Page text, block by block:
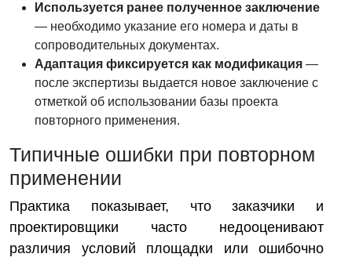
Используется ранее полученное заключение
— необходимо указание его номера и даты в
сопроводительных документах.
Адаптация фиксируется как модификация —
после экспертизы выдается новое заключение с
отметкой об использовании базы проекта
повторного применения.
Типичные ошибки при повторном
применении
Практика показывает, что заказчики и
проектировщики часто недооценивают
различия условий площадки или ошибочно